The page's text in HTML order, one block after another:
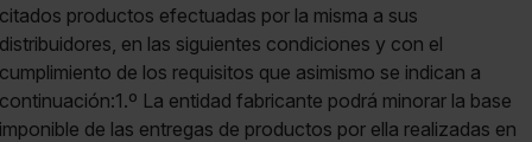
citados productos efectuadas por la misma a sus
distribuidores, en las siguientes condiciones y con el
cumplimiento de los requisitos que asimismo se indican a
continuación:1.º La entidad fabricante podrá minorar la base
imponible de las entregas de productos por ella realizadas en